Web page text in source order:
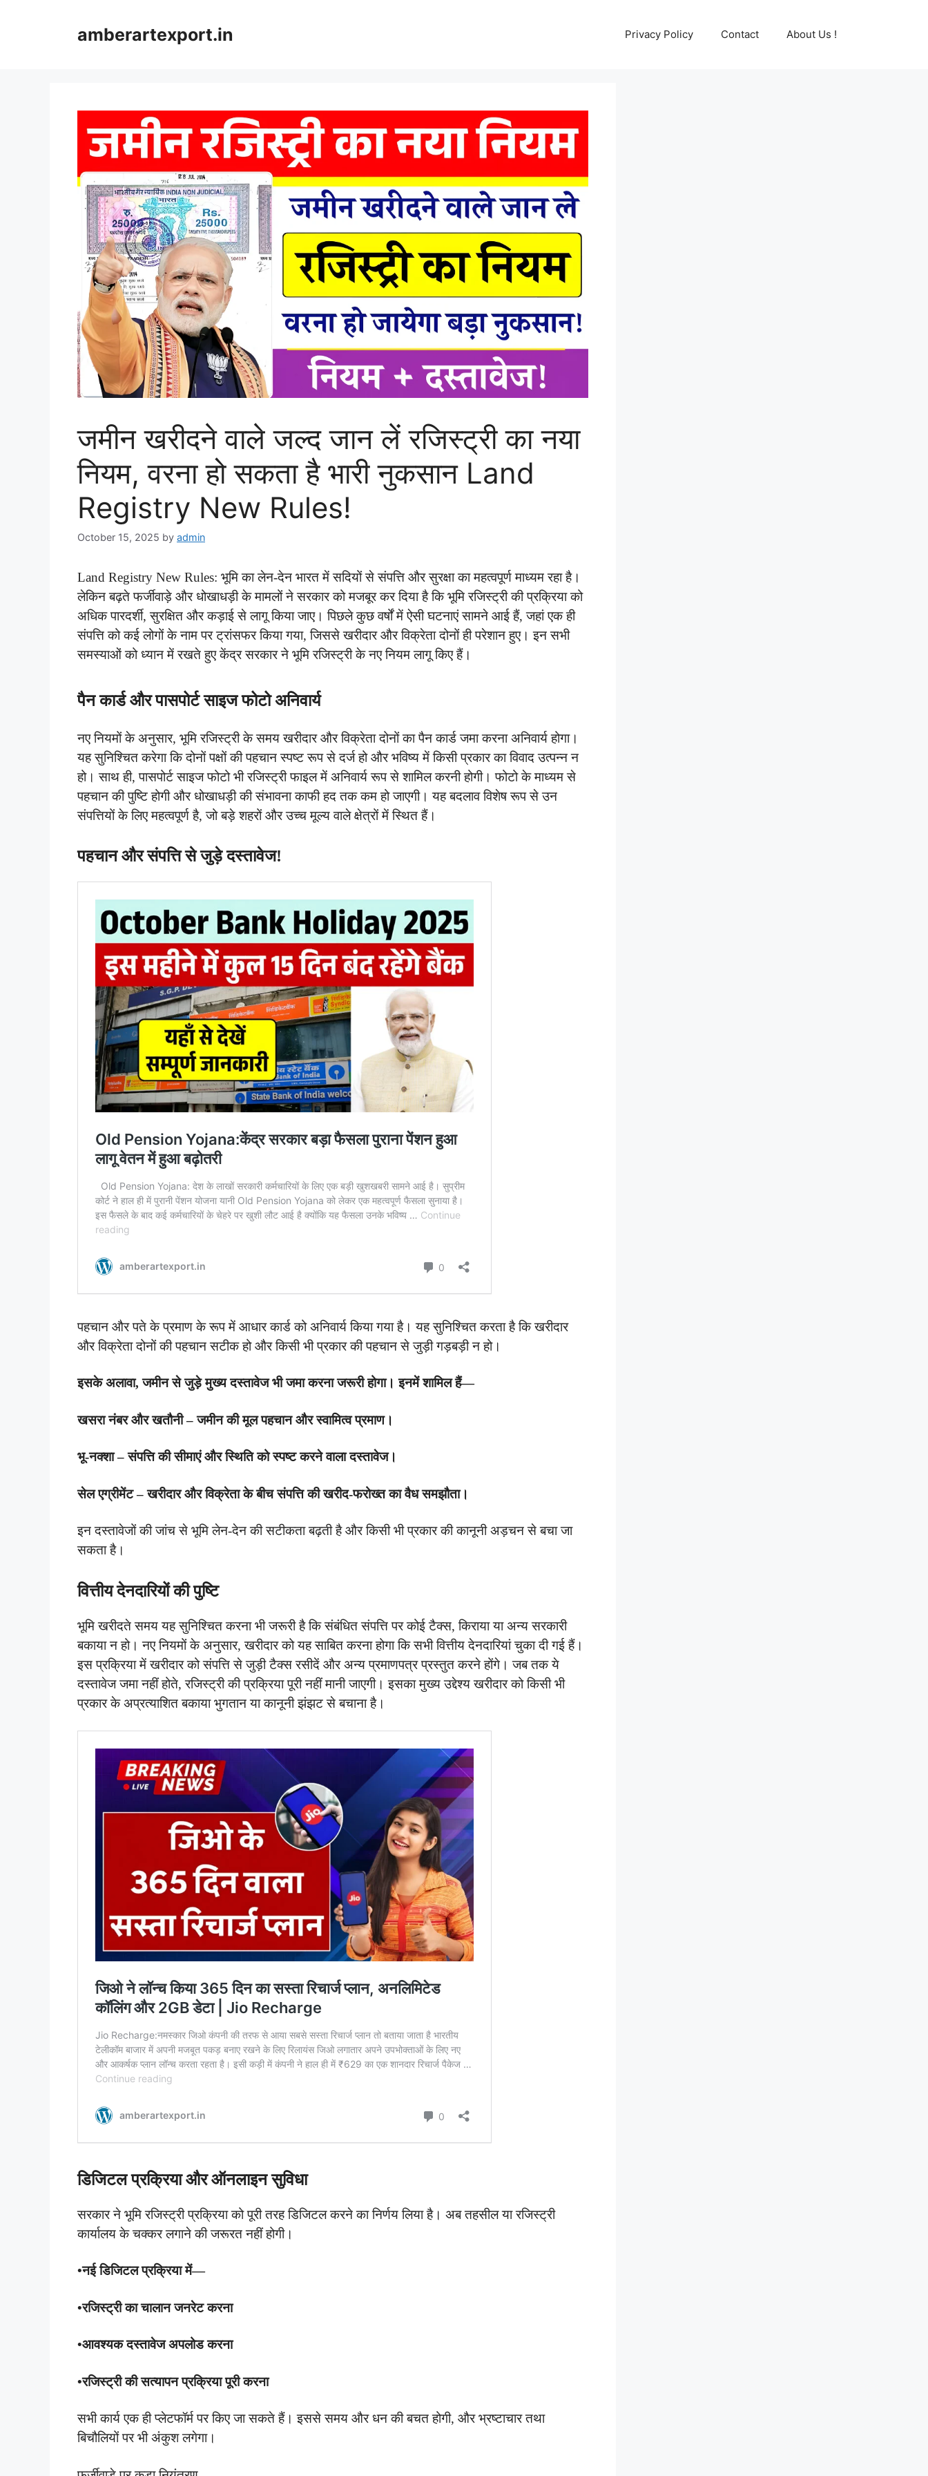
amberartexport.in Privacy Policy Contact About Us !
जमीन खरीदने वाले जल्द जान लें रजिस्ट्री का नया
नियम, वरना हो सकता है भारी नुकसान Land
Registry New Rules!
October 15, 2025 by admin
Land Registry New Rules: भूमि का लेन-देन भारत में सदियों से संपत्ति और सुरक्षा का महत्वपूर्ण माध्यम रहा है।
लेकिन बढ़ते फर्जीवाड़े और धोखाधड़ी के मामलों ने सरकार को मजबूर कर दिया है कि भूमि रजिस्ट्री की प्रक्रिया को
अधिक पारदर्शी, सुरक्षित और कड़ाई से लागू किया जाए। पिछले कुछ वर्षों में ऐसी घटनाएं सामने आई हैं, जहां एक ही
संपत्ति को कई लोगों के नाम पर ट्रांसफर किया गया, जिससे खरीदार और विक्रेता दोनों ही परेशान हुए। इन सभी
समस्याओं को ध्यान में रखते हुए केंद्र सरकार ने भूमि रजिस्ट्री के नए नियम लागू किए हैं।
पैन कार्ड और पासपोर्ट साइज फोटो अनिवार्य
नए नियमों के अनुसार, भूमि रजिस्ट्री के समय खरीदार और विक्रेता दोनों का पैन कार्ड जमा करना अनिवार्य होगा।
यह सुनिश्चित करेगा कि दोनों पक्षों की पहचान स्पष्ट रूप से दर्ज हो और भविष्य में किसी प्रकार का विवाद उत्पन्न न
हो। साथ ही, पासपोर्ट साइज फोटो भी रजिस्ट्री फाइल में अनिवार्य रूप से शामिल करनी होगी। फोटो के माध्यम से
पहचान की पुष्टि होगी और धोखाधड़ी की संभावना काफी हद तक कम हो जाएगी। यह बदलाव विशेष रूप से उन
संपत्तियों के लिए महत्वपूर्ण है, जो बड़े शहरों और उच्च मूल्य वाले क्षेत्रों में स्थित हैं।
पहचान और संपत्ति से जुड़े दस्तावेज!
पहचान और पते के प्रमाण के रूप में आधार कार्ड को अनिवार्य किया गया है। यह सुनिश्चित करता है कि खरीदार
और विक्रेता दोनों की पहचान सटीक हो और किसी भी प्रकार की पहचान से जुड़ी गड़बड़ी न हो।
इसके अलावा, जमीन से जुड़े मुख्य दस्तावेज भी जमा करना जरूरी होगा। इनमें शामिल हैं—
खसरा नंबर और खतौनी – जमीन की मूल पहचान और स्वामित्व प्रमाण।
भू-नक्शा – संपत्ति की सीमाएं और स्थिति को स्पष्ट करने वाला दस्तावेज।
सेल एग्रीमेंट – खरीदार और विक्रेता के बीच संपत्ति की खरीद-फरोख्त का वैध समझौता।
इन दस्तावेजों की जांच से भूमि लेन-देन की सटीकता बढ़ती है और किसी भी प्रकार की कानूनी अड़चन से बचा जा
सकता है।
वित्तीय देनदारियों की पुष्टि
भूमि खरीदते समय यह सुनिश्चित करना भी जरूरी है कि संबंधित संपत्ति पर कोई टैक्स, किराया या अन्य सरकारी
बकाया न हो। नए नियमों के अनुसार, खरीदार को यह साबित करना होगा कि सभी वित्तीय देनदारियां चुका दी गई हैं।
इस प्रक्रिया में खरीदार को संपत्ति से जुड़ी टैक्स रसीदें और अन्य प्रमाणपत्र प्रस्तुत करने होंगे। जब तक ये
दस्तावेज जमा नहीं होते, रजिस्ट्री की प्रक्रिया पूरी नहीं मानी जाएगी। इसका मुख्य उद्देश्य खरीदार को किसी भी
प्रकार के अप्रत्याशित बकाया भुगतान या कानूनी झंझट से बचाना है।
डिजिटल प्रक्रिया और ऑनलाइन सुविधा
सरकार ने भूमि रजिस्ट्री प्रक्रिया को पूरी तरह डिजिटल करने का निर्णय लिया है। अब तहसील या रजिस्ट्री
कार्यालय के चक्कर लगाने की जरूरत नहीं होगी।
•नई डिजिटल प्रक्रिया में—
•रजिस्ट्री का चालान जनरेट करना
•आवश्यक दस्तावेज अपलोड करना
•रजिस्ट्री की सत्यापन प्रक्रिया पूरी करना
सभी कार्य एक ही प्लेटफॉर्म पर किए जा सकते हैं। इससे समय और धन की बचत होगी, और भ्रष्टाचार तथा
बिचौलियों पर भी अंकुश लगेगा।